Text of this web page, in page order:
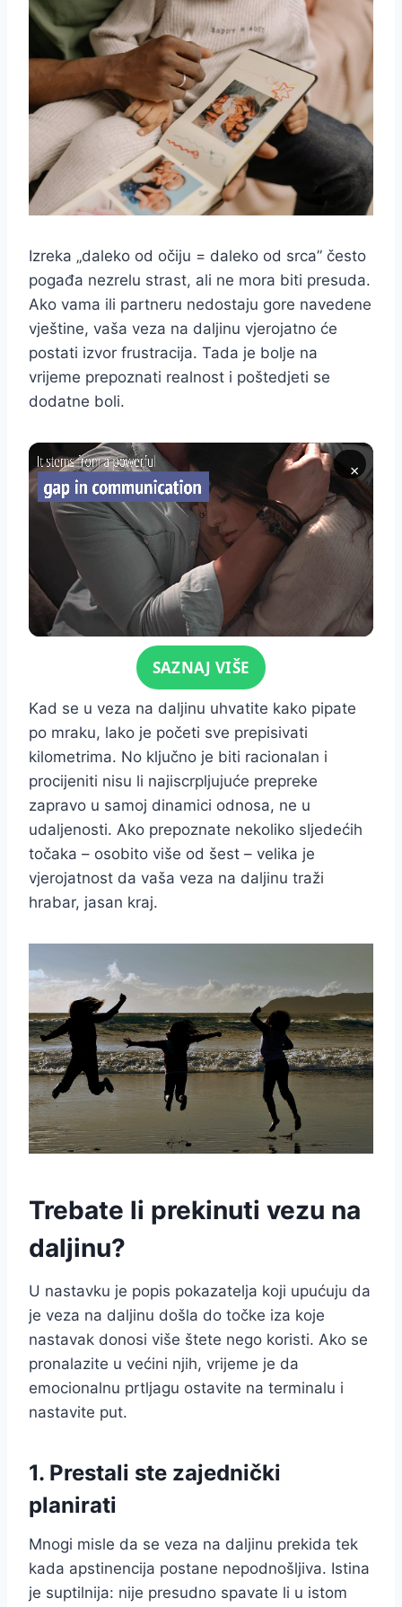
Izreka „daleko od očiju = daleko od srca” često
pogađa nezrelu strast, ali ne mora biti presuda.
Ako vama ili partneru nedostaju gore navedene
vještine, vaša veza na daljinu vjerojatno će
postati izvor frustracija. Tada je bolje na
vrijeme prepoznati realnost i poštedjeti se
dodatne boli.
×
Click for soundSAZNAJ VIŠE
Kad se u veza na daljinu uhvatite kako pipate
po mraku, lako je početi sve prepisivati
kilometrima. No ključno je biti racionalan i
procijeniti nisu li najiscrpljujuće prepreke
zapravo u samoj dinamici odnosa, ne u
udaljenosti. Ako prepoznate nekoliko sljedećih
točaka – osobito više od šest – velika je
vjerojatnost da vaša veza na daljinu traži
hrabar, jasan kraj.
Trebate li prekinuti vezu na
daljinu?
U nastavku je popis pokazatelja koji upućuju da
je veza na daljinu došla do točke iza koje
nastavak donosi više štete nego koristi. Ako se
pronalazite u većini njih, vrijeme je da
emocionalnu prtljagu ostavite na terminalu i
nastavite put.
1. Prestali ste zajednički
planirati
Mnogi misle da se veza na daljinu prekida tek
kada apstinencija postane nepodnošljiva. Istina
je suptilnija: nije presudno spavate li u istom